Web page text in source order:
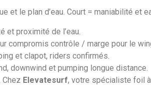
et le plan d’eau. Court = maniabilité
et proximité de l’eau.
compromis contrôle / marge pour le
et clapot, riders confirmés.
downwind et pumping longue distance.
Chez Elevatesurf, votre spécialiste foil